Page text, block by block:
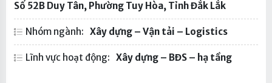
Số 52B Duy Tân, Phường Tuy Hòa, Tỉnh Đắk Lắk
Nhóm ngành: Xây dựng – Vận tải – Logistics
Lĩnh vực hoạt động: Xây dựng – BĐS – hạ tầng